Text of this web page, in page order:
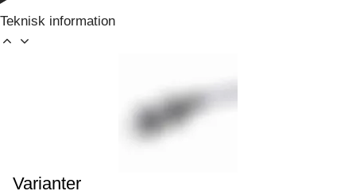
Teknisk information
Varianter